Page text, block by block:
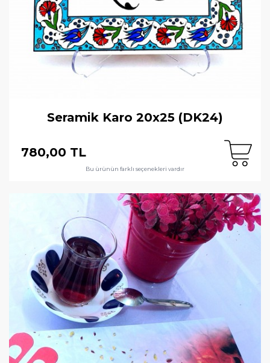
Seramik Karo 20x25 (DK24)
780,00 TL
Bu ürünün farklı seçenekleri vardır